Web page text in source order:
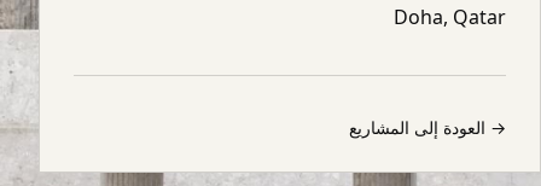
Doha, Qatar
→ العودة إلى المشاريع